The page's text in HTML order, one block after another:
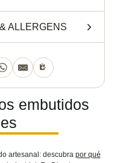
&ALLERGENS
embutidos
artesanal: descubra por qué